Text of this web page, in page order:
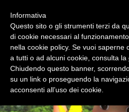
Corsi, convegni e
aggiornamento per
Informativa
Questo sito o gli strumenti terzi da
di cookie necessari al
nella cookie policy. Se vuoi saperne
a tutti o ad alcuni cookie, consulta la
Chiudendo questo banner,
su un link o proseguendo la
acconsenti all’uso dei cookie.